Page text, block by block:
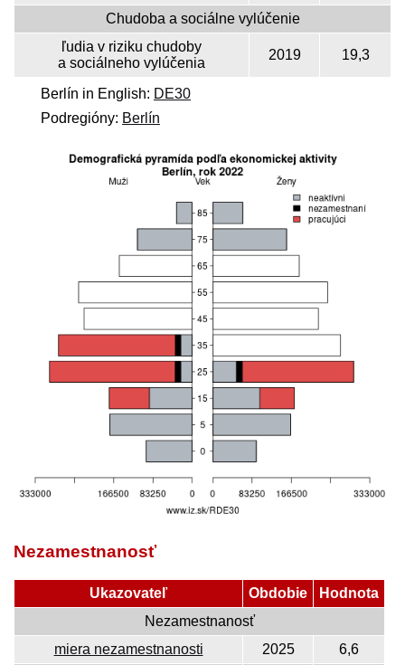
Chudoba a sociálne vylúčenie
ľudia v riziku chudoby
a sociálneho vylúčenia
2019 19,3
Berlín in English: DE30
Podregióny: Berlín
Nezamestnanosť
Ukazovateľ Obdobie
Hodnota
Nezamestnanosť
miera nezamestnanosti
2025
6,6